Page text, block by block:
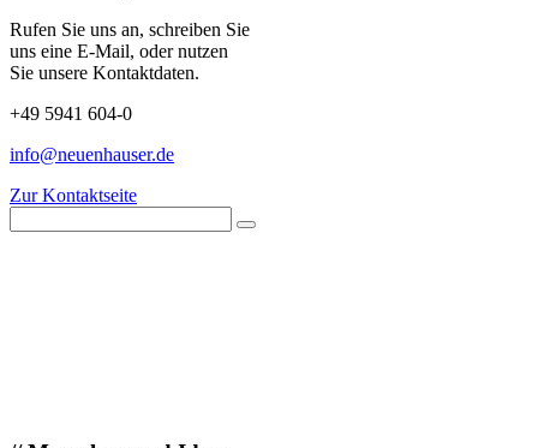
Rufen Sie uns an, schreiben Sie
uns eine E-Mail, oder nutzen
Sie unsere Kontaktdaten.
+49 5941 604-0
info@neuenhauser.de
Zur Kontaktseite